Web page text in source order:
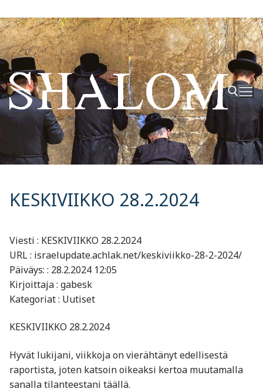
Hyppää
sisältöön
Hae:
KESKIVIIKKO 28.2.2024
Viesti : KESKIVIIKKO 28.2.2024
URL : israelupdate.achlak.net/keskiviikko-28-2-2024/
Päiväys: : 28.2.2024 12:05
Kirjoittaja : gabesk
Kategoriat : Uutiset
KESKIVIIKKO 28.2.2024
Hyvät lukijani, viikkoja on vierähtänyt edellisestä
raportista, joten katsoin oikeaksi kertoa muutamalla
sanalla tilanteestani täällä.